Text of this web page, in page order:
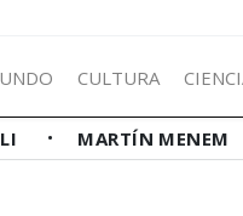
CULTURA
MARTÍN MENEM